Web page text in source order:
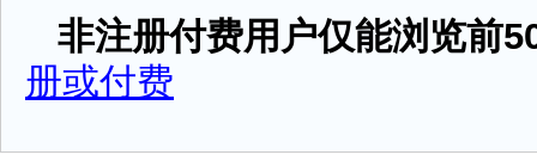
非注册付费用户仅能浏览前
册或付费